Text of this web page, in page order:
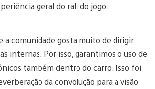
geral do rali do jogo.
a comunidade gosta muito de dirigir
internas. Por isso, garantimos o uso de
também dentro do carro. Isso foi
da convolução para a visão